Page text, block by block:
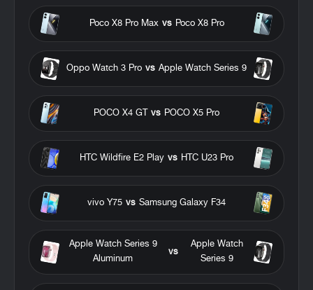
Poco X8 Pro
vs
Poco X8 Pro Max
Apple Watch Series 9
vs
Oppo Watch 3 Pro
POCO X5 Pro
vs
POCO X4 GT
HTC U23 Pro
vs
HTC Wildfire E2 Play
Samsung Galaxy F34
vs
vivo Y75
Apple Watch
Series 9
vs
Apple Watch Series 9
Aluminum